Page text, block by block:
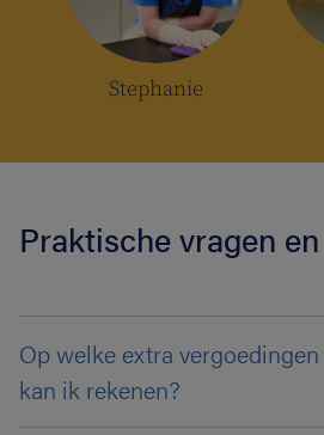
Stephanie
Praktische vragen
Op welke extra
kan ik rekenen?